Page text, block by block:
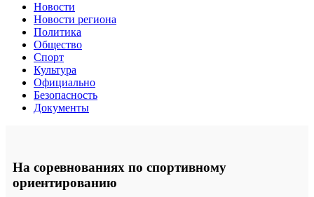
Новости
Новости региона
Политика
Общество
Спорт
Культура
Официально
Безопасность
Документы
На соревнованиях по спортивному
ориентированию